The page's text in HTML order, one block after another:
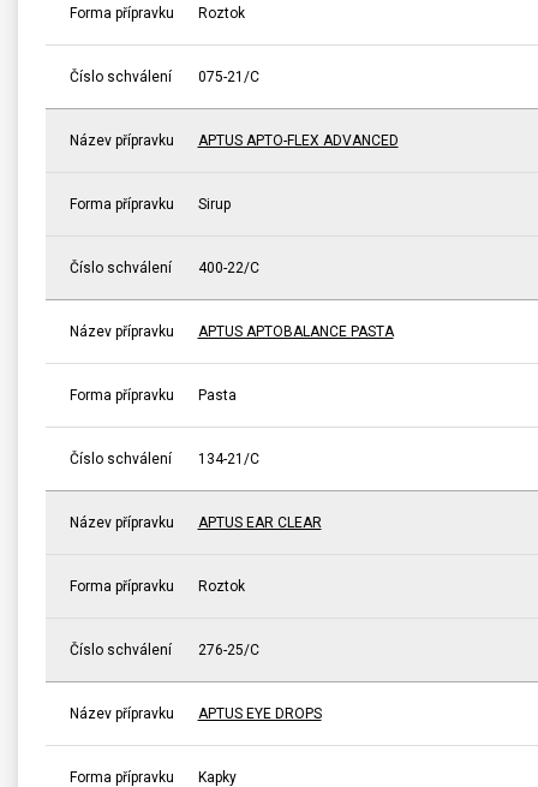
Forma přípravku Roztok
Číslo schválení 075-21/C
Název přípravku APTUS APTO-FLEX ADVANCED
Forma přípravku Sirup
Číslo schválení 400-22/C
Název přípravku APTUS APTOBALANCE PASTA
Forma přípravku Pasta
Číslo schválení 134-21/C
Název přípravku APTUS EAR CLEAR
Forma přípravku Roztok
Číslo schválení 276-25/C
Název přípravku APTUS EYE DROPS
Forma přípravku Kapky